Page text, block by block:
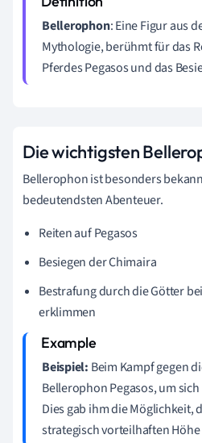
Bellerophon: Eine Figur aus
Mythologie, berühmt für das
Pferdes Pegasos und das
Die wichtigsten
Bellerophon ist besonders
bedeutendsten Abenteuer.
Reiten auf Pegasos
Besiegen der Chimaira
Bestrafung durch die Götter
erklimmen
Beispiel: Beim Kampf gegen
Bellerophon Pegasos, um
Dies gab ihm die Möglichkeit,
strategisch vorteilhaften